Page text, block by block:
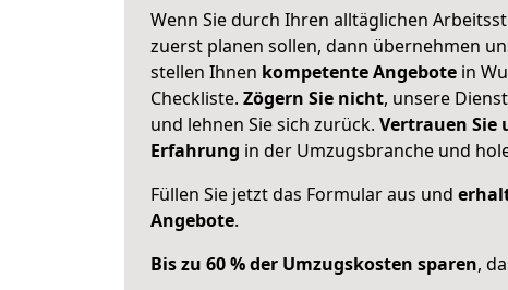
Wenn Sie durch Ihren alltäglichen
zuerst planen sollen, dann übernehmen
stellen Ihnen kompetente Angebote in
Checkliste. Zögern Sie nicht, unsere
und lehnen Sie sich zurück. Vertrauen Sie
Erfahrung in der Umzugsbranche und
Füllen Sie jetzt das Formular aus und
Angebote.
Bis zu 60 % der Umzugskosten sparen,